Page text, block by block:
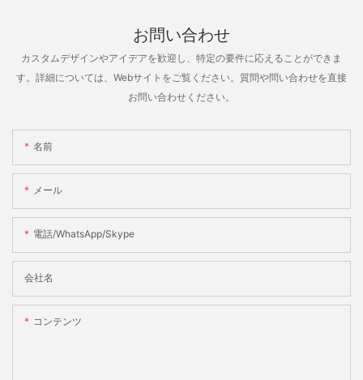
お問い合わせ
カスタムデザインやアイデアを歓迎し、特定の要件に応えることができま
す。詳細については、Webサイトをご覧ください。質問や問い合わせを直接
お問い合わせください。
名前
メール
電話/WhatsApp/Skype
会社名
コンテンツ